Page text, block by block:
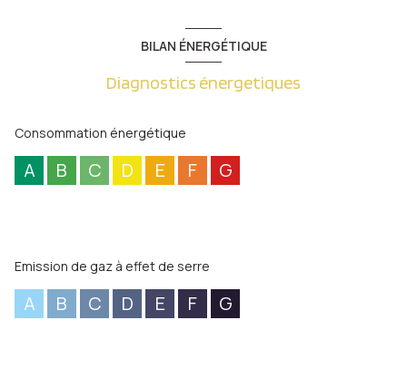
BILAN ÉNERGÉTIQUE
Diagnostics énergetiques
Consommation énergétique
A B C D E F G
Emission de gaz à effet de serre
A B C D E F G